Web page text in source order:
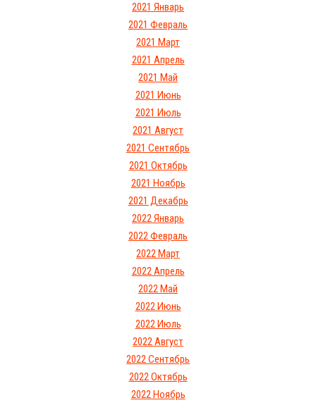
2021 Январь
2021 Февраль
2021 Март
2021 Апрель
2021 Май
2021 Июнь
2021 Июль
2021 Август
2021 Сентябрь
2021 Октябрь
2021 Ноябрь
2021 Декабрь
2022 Январь
2022 Февраль
2022 Март
2022 Апрель
2022 Май
2022 Июнь
2022 Июль
2022 Август
2022 Сентябрь
2022 Октябрь
2022 Ноябрь